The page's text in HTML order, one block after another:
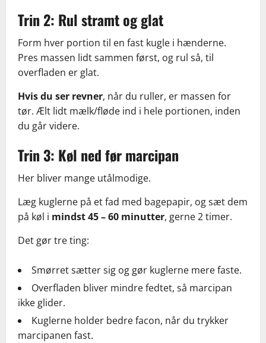
Trin 2: Rul stramt og glat
Form hver portion til en fast kugle i hænderne.
Pres massen lidt sammen først, og rul så, til
overfladen er glat.
Hvis du ser revner, når du ruller, er massen for
tør. Ælt lidt mælk/fløde ind i hele portionen, inden
du går videre.
Trin 3: Køl ned før marcipan
Her bliver mange utålmodige.
Læg kuglerne på et fad med bagepapir, og sæt dem
på køl i mindst 45 – 60 minutter, gerne 2 timer.
Det gør tre ting:
Smørret sætter sig og gør kuglerne mere faste.
Overfladen bliver mindre fedtet, så marcipan
ikke glider.
Kuglerne holder bedre facon, når du trykker
marcipanen fast.